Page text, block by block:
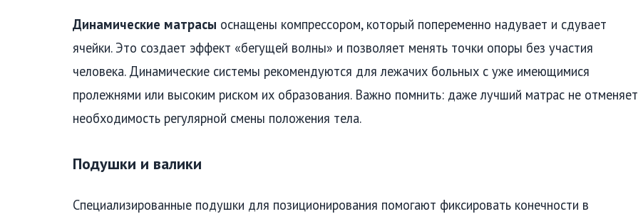
Динамические матрасы оснащены компрессором, который попеременно надувает и сдувает
ячейки. Это создает эффект «бегущей волны» и позволяет менять точки опоры без участия
человека. Динамические системы рекомендуются для лежачих больных с уже имеющимися
пролежнями или высоким риском их образования. Важно помнить: даже лучший матрас не отменяет
необходимость регулярной смены положения тела.
Подушки и валики
Специализированные подушки для позиционирования помогают фиксировать конечности в